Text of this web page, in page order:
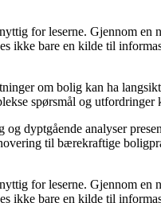
for leserne. Gjennom
ikke bare en kilde til
om bolig kan ha
spørsmål og
dyptgående analyser
til bærekraftige
for leserne. Gjennom
ikke bare en kilde til